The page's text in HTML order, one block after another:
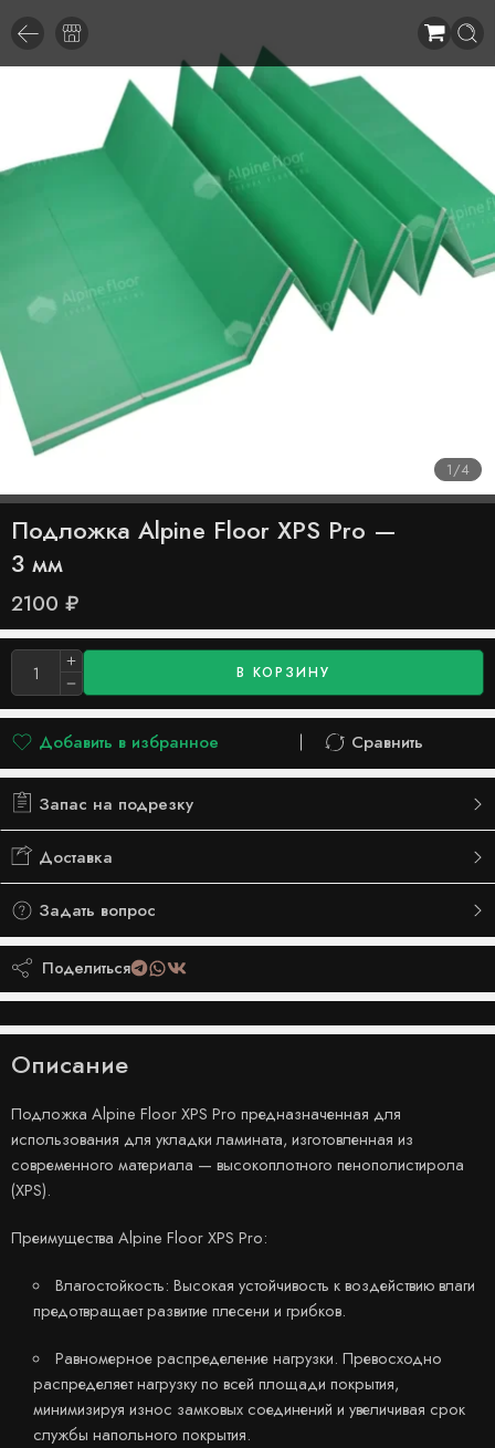
1/4
Подложка Alpine Floor XPS Pro —
3 мм
2100 ₽
В КОРЗИНУ
Добавить в избранное
Добавлено в список желаний
Сравнить
Сравнить
Запас на подрезку
Доставка
Задать вопрос
Поделиться
Описание
Подложка Alpine Floor XPS Pro предназначенная для
использования для укладки ламината, изготовленная из
современного материала — высокоплотного пенополистирола
(XPS).
Преимущества Alpine Floor XPS Pro:
Влагостойкость: Высокая устойчивость к воздействию влаги
предотвращает развитие плесени и грибков.
Равномерное распределение нагрузки. Превосходно
распределяет нагрузку по всей площади покрытия,
минимизируя износ замковых соединений и увеличивая срок
службы напольного покрытия.